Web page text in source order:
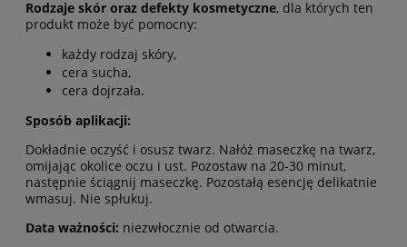
Rodzaje skór oraz defekty kosmetyczne, dla których ten
produkt może być pomocny:
każdy rodzaj skóry,
cera sucha,
cera dojrzała.
Sposób aplikacji:
Dokładnie oczyść i osusz twarz. Nałóż maseczkę na twarz,
omijając okolice oczu i ust. Pozostaw na 20-30 minut,
następnie ściągnij maseczkę. Pozostałą esencję delikatnie
wmasuj. Nie spłukuj.
Data ważności: niezwłocznie od otwarcia.